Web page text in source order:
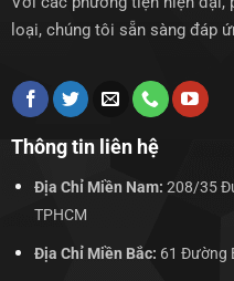
loại, chúng tôi sẵn sàng đáp
Thông tin liên hệ
Địa Chỉ Miền Nam: 208/35
TPHCM
Địa Chỉ Miền Bắc: 61 Đường